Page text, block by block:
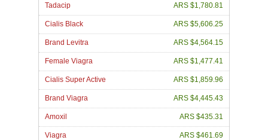
Tadacip ARS $1,780.81
Cialis Black ARS $5,606.25
Brand Levitra ARS $4,564.15
Female Viagra ARS $1,477.41
Cialis Super Active ARS $1,859.96
Brand Viagra ARS $4,445.43
Amoxil ARS $435.31
Viagra ARS $461.69